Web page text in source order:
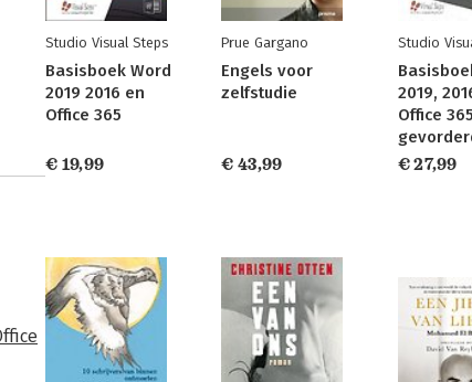
Studio Visual Steps
Basisboek Word
2019 2016 en
Office 365
€ 19,99
Prue Gargano
Engels voor
zelfstudie
€ 43,99
Studio
2019,
Office
€ 27,99